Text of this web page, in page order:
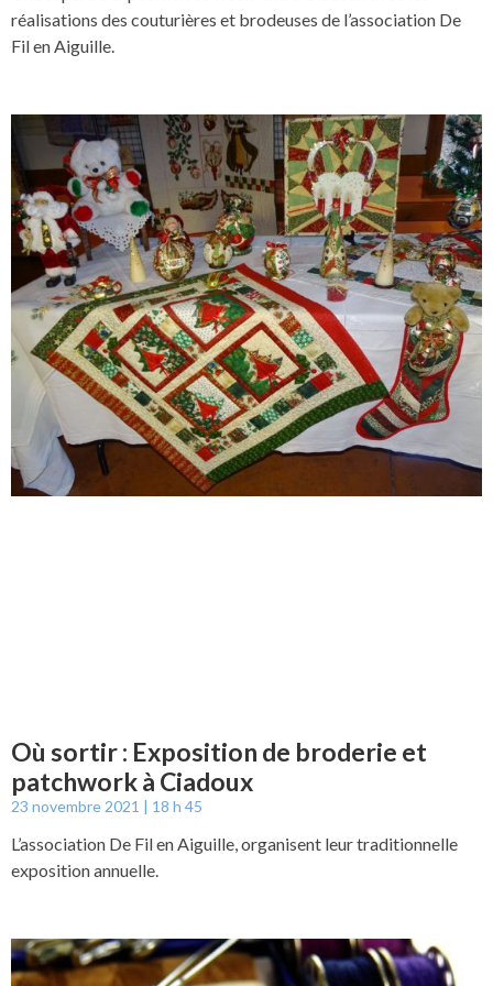
réalisations des couturières et brodeuses de l’association De
Fil en Aiguille.
Où sortir : Exposition de broderie et
patchwork à Ciadoux
23 novembre 2021 18 h 45
L’association De Fil en Aiguille, organisent leur traditionnelle
exposition annuelle.